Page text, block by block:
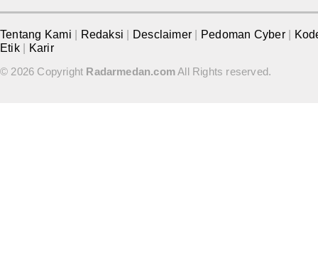
Tentang Kami Redaksi Desclaimer Pedoman Cyber
Etik
Karir
© 2026 Copyright Radarmedan.comAll Rights reserved.